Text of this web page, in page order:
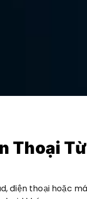
Thoại
điện thoại hoặc